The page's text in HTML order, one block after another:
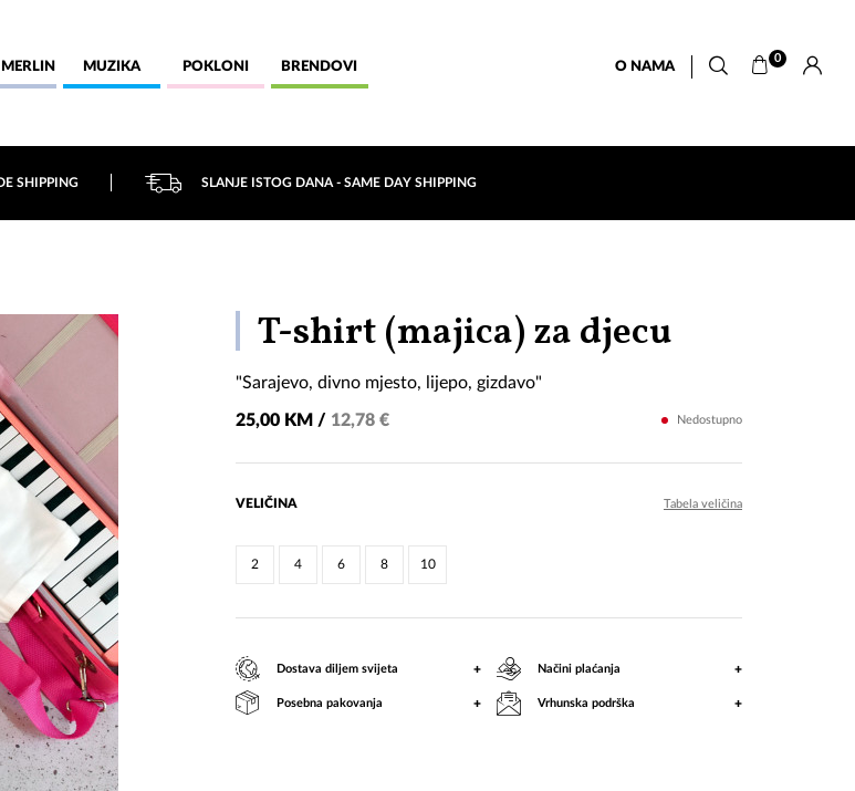
MUZIKA POKLONI BRENDOVI O NAMA
0
SHIPPING SLANJE ISTOG DANA - SAME DAY SHIPPING
T-shirt (majica) za djecu
mjesto,
lijepo,
gizdavo"
"Sarajevo, divno mjesto, lijepo, gizdavo"
25,00 KM / 12,78 € Nedostupno
VELIČINA Tabela veličina
2 4 6 8 10
Dostava diljem svijeta + Načini plaćanja +
Posebna pakovanja + Vrhunska podrška +